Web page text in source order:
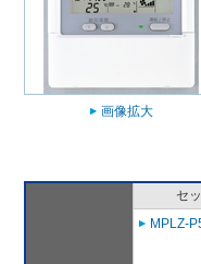
画像拡大
セ
MPLZ-